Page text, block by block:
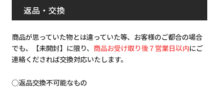
返品・交換
商品が思っていた物とは違っていた等、お客様のご都合の場合
でも、【未開封】に限り、 商品お受け取り後７営業日以内にご
連絡くだされば交換対応いたします。
◯返品交換不可能なもの